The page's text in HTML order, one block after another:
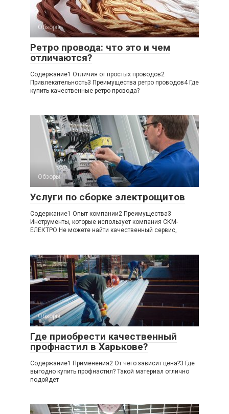
Обзоры
Ретро провода: что это и чем
отличаются?
Содержание1 Отличия от простых проводов2
Привлекательность3 Преимущества ретро проводов4 Где
купить качественные ретро провода?
Обзоры
Услуги по сборке электрощитов
Содержание1 Опыт компании2 Преимущества3
Инструменты, которые использует компания СКМ-
ЕЛЕКТРО Не можете найти качественный сервис,
Обзоры
Где приобрести качественный
профнастил в Харькове?
Содержание1 Применения2 От чего зависит цена?3 Где
выгодно купить профнастил? Такой материал отлично
подойдет